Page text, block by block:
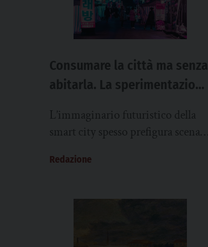
Consumare la città ma senza
abitarla. La sperimentazione
L’immaginario futuristico della
smart city spesso prefigura scenari
creerebbe un paradiso in terra,
Redazione